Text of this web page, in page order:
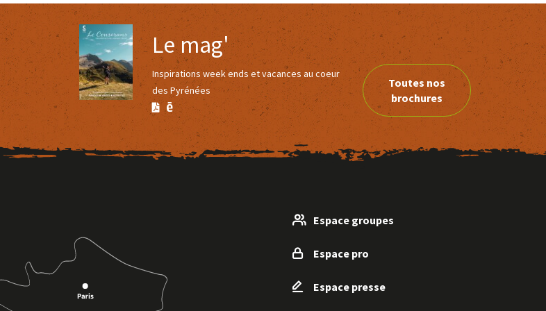
Le mag'
Inspirations week ends et vacances au coeur
des Pyrénées
Version
PDF
Version
Calaméo
Toutes nos
brochures
Espace groupes
Espace pro
Espace presse